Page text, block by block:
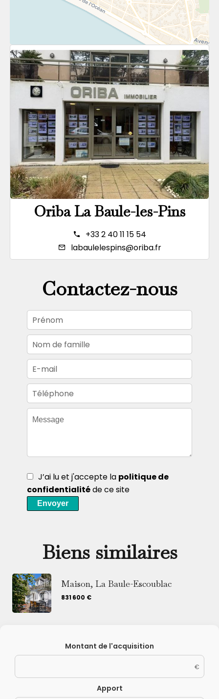
Oriba La Baule-les-Pins
+33 2 40 11 15 54
labaulelespins@oriba.fr
Contactez-nous
J’ai lu et j'accepte la politique de
confidentialitéde ce site
Envoyer
Biens similaires
Maison, La Baule-Escoublac
831 600 €
Montant de l'acquisition
€
Apport